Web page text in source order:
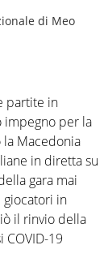
di Meo
partite in
impegno per la
la Macedonia
in diretta su
gara mai
giocatori in
il rinvio della
COVID-19